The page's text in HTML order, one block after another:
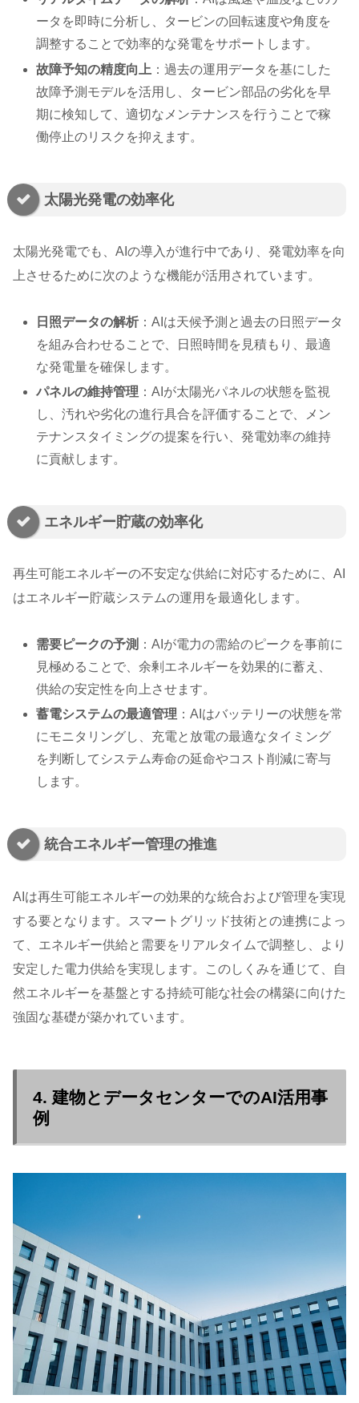
ータを即時に分析し、タービンの回転速度や角度を
調整することで効率的な発電をサポートします。
故障予知の精度向上 ：過去の運用データを基にした
故障予測モデルを活用し、タービン部品の劣化を早
期に検知して、適切なメンテナンスを行うことで稼
働停止のリスクを抑えます。
太陽光発電の効率化
太陽光発電でも、AIの導入が進行中であり、発電効率を向
上させるために次のような機能が活用されています。
日照データの解析 ：AIは天候予測と過去の日照データ
を組み合わせることで、日照時間を見積もり、最適
な発電量を確保します。
パネルの維持管理 ：AIが太陽光パネルの状態を監視
し、汚れや劣化の進行具合を評価することで、メン
テナンスタイミングの提案を行い、発電効率の維持
に貢献します。
エネルギー貯蔵の効率化
再生可能エネルギーの不安定な供給に対応するために、AI
はエネルギー貯蔵システムの運用を最適化します。
需要ピークの予測 ：AIが電力の需給のピークを事前に
見極めることで、余剰エネルギーを効果的に蓄え、
供給の安定性を向上させます。
蓄電システムの最適管理 ：AIはバッテリーの状態を常
にモニタリングし、充電と放電の最適なタイミング
を判断してシステム寿命の延命やコスト削減に寄与
します。
統合エネルギー管理の推進
AIは再生可能エネルギーの効果的な統合および管理を実現
する要となります。スマートグリッド技術との連携によっ
て、エネルギー供給と需要をリアルタイムで調整し、より
安定した電力供給を実現します。このしくみを通じて、自
然エネルギーを基盤とする持続可能な社会の構築に向けた
強固な基礎が築かれています。
4. 建物とデータセンターでのAI活用事
例